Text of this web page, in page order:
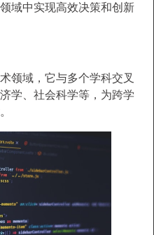
域中实现高效决策和创新
领域，它与多个学科交叉
学、社会科学等，为跨学